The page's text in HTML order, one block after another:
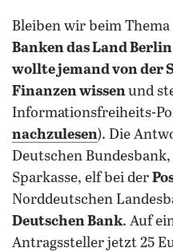
Bleiben wir beim Thema
Banken das Land
wollte jemand von der
Finanzen wissenund
Informationsfreiheits-
nachzulesen). Die
Deutschen
Sparkasse, elf bei der
Norddeutschen
Deutschen Bank. Auf
Antragssteller jetzt 25